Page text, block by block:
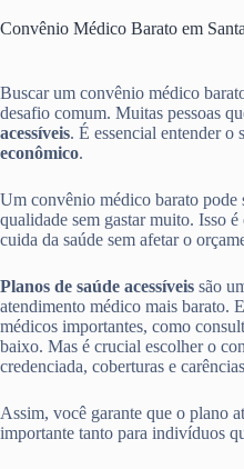
Convênio Médico Barato em
Buscar um convênio médico
desafio comum. Muitas pessoas
acessíveis. É essencial entender o
econômico.
Um convênio médico barato pode
qualidade sem gastar muito. Isso
cuida da saúde sem afetar o
Planos de saúde acessíveis são
atendimento médico mais barato.
médicos importantes, como
baixo. Mas é crucial escolher o
credenciada, coberturas e
Assim, você garante que o plano
importante tanto para indivíduos